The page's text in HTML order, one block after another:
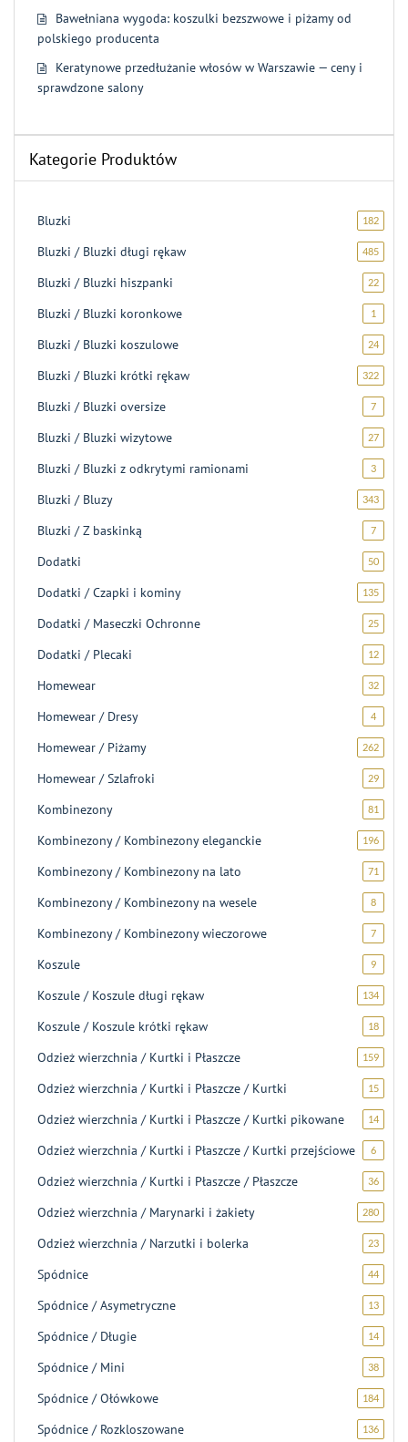
Bawełniana wygoda: koszulki bezszwowe i piżamy od
polskiego producenta
Keratynowe przedłużanie włosów w Warszawie — ceny i
sprawdzone salony
Kategorie Produktów
Bluzki 182182
Bluzki / Bluzki długi rękaw 485485
Bluzki / Bluzki hiszpanki 2222
Bluzki / Bluzki koronkowe 1
Bluzki / Bluzki koszulowe 2424
Bluzki / Bluzki krótki rękaw 322322
Bluzki / Bluzki oversize 77
Bluzki / Bluzki wizytowe 2727
Bluzki / Bluzki z odkrytymi ramionami 33
Bluzki / Bluzy 343343
Bluzki / Z baskinką 77
Dodatki 5050
Dodatki / Czapki i kominy 135135
Dodatki / Maseczki Ochronne 2525
Dodatki / Plecaki 1212
Homewear 3232
Homewear / Dresy 44
Homewear / Piżamy 262262
Homewear / Szlafroki 2929
Kombinezony 81
Kombinezony / Kombinezony eleganckie 196196
Kombinezony / Kombinezony na lato 71
Kombinezony / Kombinezony na wesele 88
Kombinezony / Kombinezony wieczorowe 77
Koszule 99
Koszule / Koszule długi rękaw 134134
Koszule / Koszule krótki rękaw 1818
Odzież wierzchnia / Kurtki i Płaszcze 159159
Odzież wierzchnia / Kurtki i Płaszcze / Kurtki 1515
Odzież wierzchnia / Kurtki i Płaszcze / Kurtki pikowane 1414
Odzież wierzchnia / Kurtki i Płaszcze / Kurtki przejściowe 66
Odzież wierzchnia / Kurtki i Płaszcze / Płaszcze 3636
Odzież wierzchnia / Marynarki i żakiety 280280
Odzież wierzchnia / Narzutki i bolerka 2323
Spódnice 4444
Spódnice / Asymetryczne 1313
Spódnice / Długie 1414
Spódnice / Mini 3838
Spódnice / Ołówkowe 184184
Spódnice / Rozkloszowane 136136